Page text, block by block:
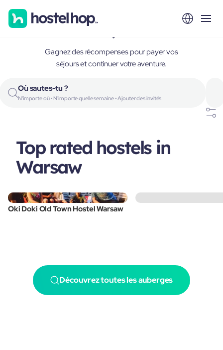
Warsaw, Poland
Gagnez des récompenses pour payer vos
séjours et continuer votre aventure.
Où sautes-tu ?
N'importe où • N'importe quelle semaine • Ajouter des invités
Top rated hostels in
Warsaw
Oki Doki Old Town Hostel Warsaw
Découvrez toutes les auberges